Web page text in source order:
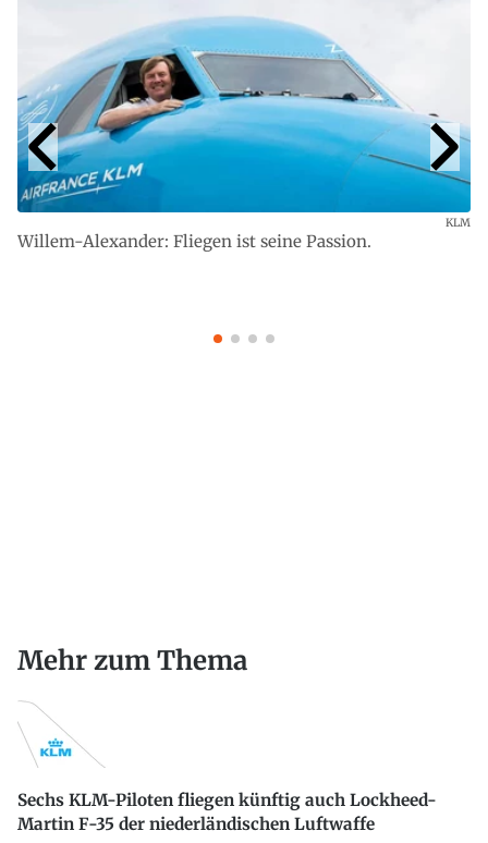
Willem-Alexander: Fliegen ist seine Passion.
KLM
Mehr zum Thema
Sechs KLM-Piloten fliegen künftig auch Lockheed-
Martin F-35 der niederländischen Luftwaffe